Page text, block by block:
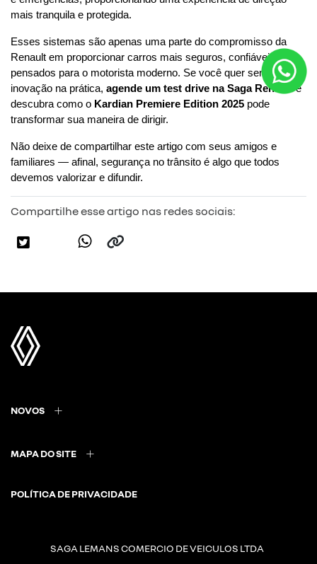
mais tranquila e protegida.
Esses sistemas são apenas uma parte do compromisso da
Renault em proporcionar carros mais seguros, confiáveis e
pensados para o motorista moderno. Se você quer sentir essa
inovação na prática, agende um test drive na Saga Renault e
descubra como o Kardian Premiere Edition 2025 pode
transformar sua maneira de dirigir.
Não deixe de compartilhar este artigo com seus amigos e
familiares — afinal, segurança no trânsito é algo que todos
devemos valorizar e difundir.
Compartilhe esse artigo nas redes sociais:
NOVOS
MAPA DO SITE
POLÍTICA DE PRIVACIDADE
SAGA LEMANS COMERCIO DE VEICULOS LTDA